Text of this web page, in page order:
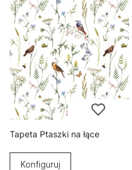
Tapeta Ptaszki na łące
Konfiguruj